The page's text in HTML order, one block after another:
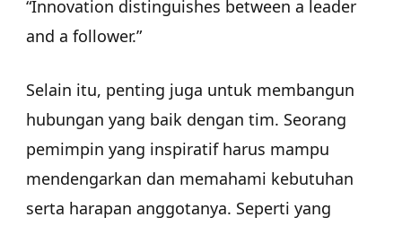
“Innovation distinguishes between a leader
and a follower.”
Selain itu, penting juga untuk membangun
hubungan yang baik dengan tim. Seorang
pemimpin yang inspiratif harus mampu
mendengarkan dan memahami kebutuhan
serta harapan anggotanya. Seperti yang